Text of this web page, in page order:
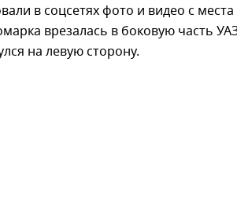
в соцсетях фото и видео с места
врезалась в боковую часть
на левую сторону.